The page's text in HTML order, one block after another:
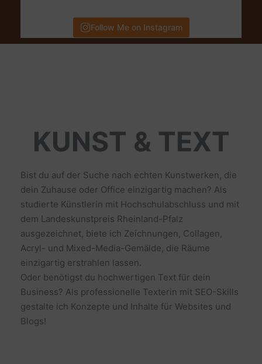
Follow Me on Instagram
KUNST & TEXT
Bist du auf der Suche nach echten Kunstwerken, die
dein Zuhause oder Office einzigartig machen? Als
studierte Künstlerin mit Hochschulabschluss und mit
dem Landeskunstpreis Rheinland-Pfalz
ausgezeichnet, biete ich Zeichnungen, Collagen,
Acryl- und Mixed-Media-Gemälde, die Räume
einzigartig erstrahlen lassen.
Oder benötigst du hochwertigen Text für dein
Business? Als professionelle Texterin mit SEO-Skills
gestalte ich Konzepte und Inhalte für Websites und
Blogs!